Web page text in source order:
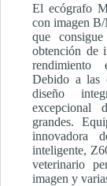
El ecógrafo
con imagen
que
obtención de
rendimiento
Debido a las
diseño
excepcional
grandes.
innovadora
inteligente,
veterinario
imagen y